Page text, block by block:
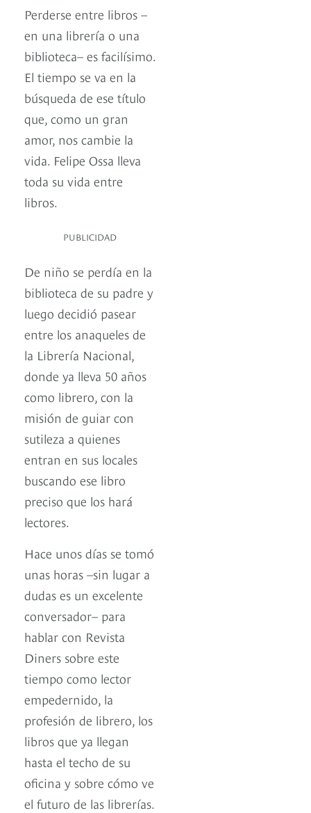
Perderse entre libros –
en una librería o una
biblioteca– es facilísimo.
El tiempo se va en la
búsqueda de ese título
que, como un gran
amor, nos cambie la
vida. Felipe Ossa lleva
toda su vida entre
libros.
PUBLICIDAD
De niño se perdía en la
biblioteca de su padre y
luego decidió pasear
entre los anaqueles de
la Librería Nacional,
donde ya lleva 50 años
como librero, con la
misión de guiar con
sutileza a quienes
entran en sus locales
buscando ese libro
preciso que los hará
lectores.
Hace unos días se tomó
unas horas –sin lugar a
dudas es un excelente
conversador– para
hablar con Revista
Diners sobre este
tiempo como lector
empedernido, la
profesión de librero, los
libros que ya llegan
hasta el techo de su
oficina y sobre cómo ve
el futuro de las librerías.